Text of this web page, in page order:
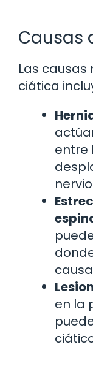
Causas
Las
ciática
entre
en la